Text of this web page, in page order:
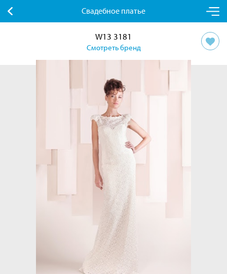
Свадебное платье
W13 3181
Смотреть бренд